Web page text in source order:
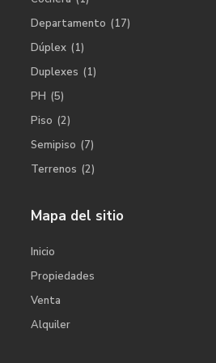
Departamento (17)
Dúplex (1)
Duplexes (1)
PH (5)
Piso (2)
Semipiso (7)
Terrenos (2)
Mapa del sitio
Inicio
Propiedades
Venta
Alquiler